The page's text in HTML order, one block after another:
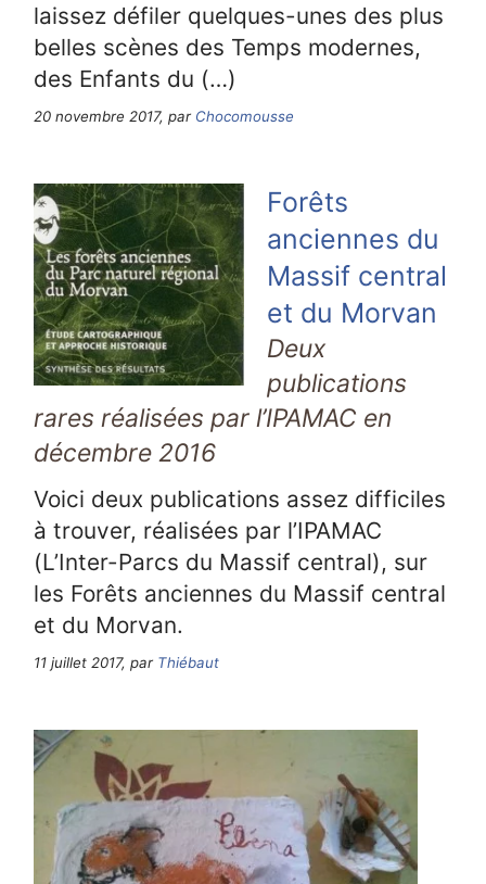
laissez défiler quelques-unes des plus
belles scènes des Temps modernes,
des Enfants du (…)
20 novembre 2017, par Chocomousse
Forêts
anciennes du
Massif central
et du Morvan
Deux
publications
rares réalisées par l’IPAMAC en
décembre 2016
Voici deux publications assez difficiles
à trouver, réalisées par l’IPAMAC
(L’Inter-Parcs du Massif central), sur
les Forêts anciennes du Massif central
et du Morvan.
11 juillet 2017, par Thiébaut